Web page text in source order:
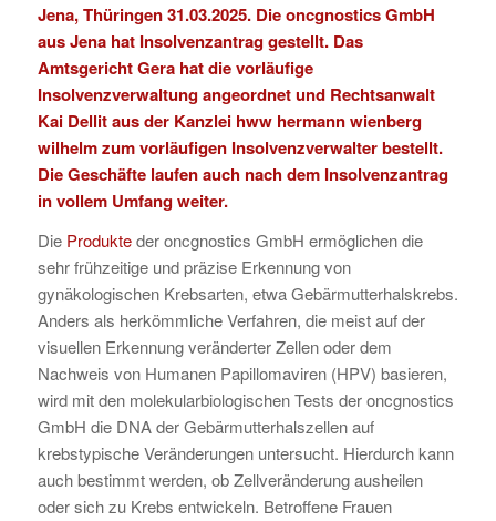
Jena, Thüringen 31.03.2025. Die oncgnostics GmbH
aus Jena hat Insolvenzantrag gestellt. Das
Amtsgericht Gera hat die vorläufige
Insolvenzverwaltung angeordnet und Rechtsanwalt
Kai Dellit aus der Kanzlei hww hermann wienberg
wilhelm zum vorläufigen Insolvenzverwalter bestellt.
Die Geschäfte laufen auch nach dem Insolvenzantrag
in vollem Umfang weiter.
Die Produkteder oncgnostics GmbH ermöglichen die
sehr frühzeitige und präzise Erkennung von
gynäkologischen Krebsarten, etwa Gebärmutterhalskrebs.
Anders als herkömmliche Verfahren, die meist auf der
visuellen Erkennung veränderter Zellen oder dem
Nachweis von Humanen Papillomaviren (HPV) basieren,
wird mit den molekularbiologischen Tests der oncgnostics
GmbH die DNA der Gebärmutterhalszellen auf
krebstypische Veränderungen untersucht. Hierdurch kann
auch bestimmt werden, ob Zellveränderung ausheilen
oder sich zu Krebs entwickeln. Betroffene Frauen